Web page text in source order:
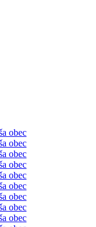
obec
obec
obec
obec
obec
obec
obec
obec
obec